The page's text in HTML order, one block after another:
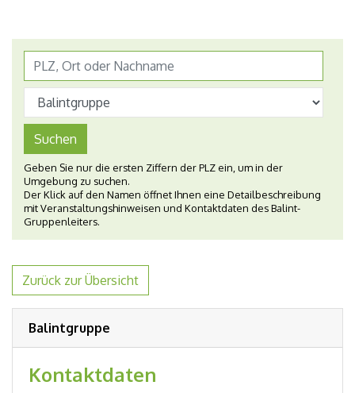
Suchen
Geben Sie nur die ersten Ziffern der PLZ ein, um in der
Umgebung zu suchen.
Der Klick auf den Namen öffnet Ihnen eine Detailbeschreibung
mit Veranstaltungshinweisen und Kontaktdaten des Balint-
Gruppenleiters.
Zurück zur Übersicht
Balintgruppe
Kontaktdaten